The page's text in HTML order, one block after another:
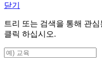
닫기
트리 또는 검색을 통해 관
클릭 하십시오.